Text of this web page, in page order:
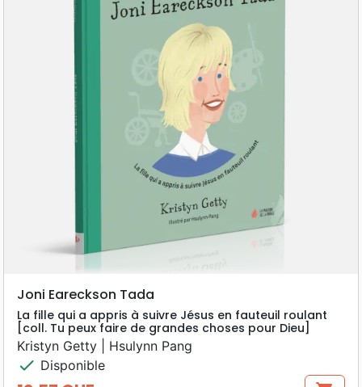
Joni Eareckson Tada
La fille qui a appris à suivre Jésus en fauteuil roulant
[coll. Tu peux faire de grandes choses pour Dieu]
Kristyn Getty | Hsulynn Pang
check Disponible